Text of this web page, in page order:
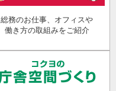
総務のお仕事、オフィスや
働き方の取組みをご紹介